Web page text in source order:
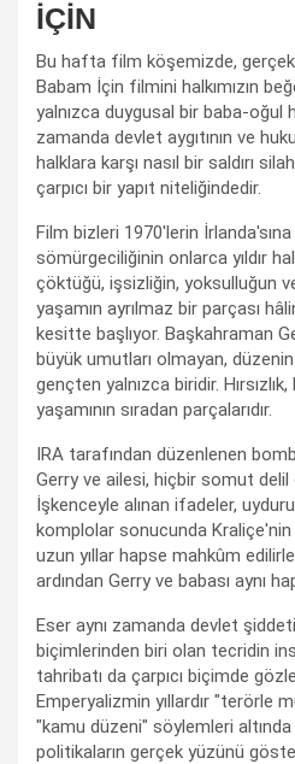
İÇİN
Bu hafta film köşemizde,
Babam İçin filmini halkımızın
yalnızca duygusal bir baba-oğul
zamanda devlet aygıtının ve
halklara karşı nasıl bir saldırı
çarpıcı bir yapıt niteliğindedir.
Film bizleri 1970'lerin
sömürgeciliğinin onlarca yıldır
çöktüğü, işsizliğin, yoksulluğun
yaşamın ayrılmaz bir parçası
kesitte başlıyor. Başkahraman
büyük umutları olmayan, düzenin
gençten yalnızca biridir.
yaşamının sıradan parçalarıdır.
IRA tarafından düzenlenen
Gerry ve ailesi, hiçbir somut delil
İşkenceyle alınan ifadeler,
komplolar sonucunda
uzun yıllar hapse mahkûm
ardından Gerry ve babası aynı
Eser aynı zamanda devlet
biçimlerinden biri olan tecridin
tahribatı da çarpıcı biçimde
Emperyalizmin yıllardır "terörle
"kamu düzeni" söylemleri
politikaların gerçek yüzünü